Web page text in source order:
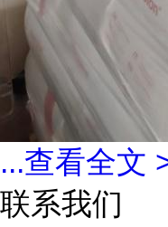
...查看全文
联系我们